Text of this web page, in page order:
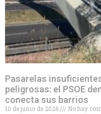
Pasarelas
peligrosas: el PSOE
conecta sus barrios
10 de junio de 2026
No hay